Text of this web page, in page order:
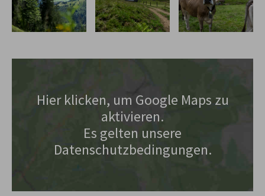
Hier klicken, um Google Maps zu
aktivieren.
Es gelten unsere
Datenschutzbedingungen.